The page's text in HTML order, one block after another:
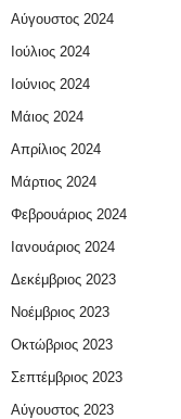
Αύγουστος 2024
Ιούλιος 2024
Ιούνιος 2024
Μάιος 2024
Απρίλιος 2024
Μάρτιος 2024
Φεβρουάριος 2024
Ιανουάριος 2024
Δεκέμβριος 2023
Νοέμβριος 2023
Οκτώβριος 2023
Σεπτέμβριος 2023
Αύγουστος 2023